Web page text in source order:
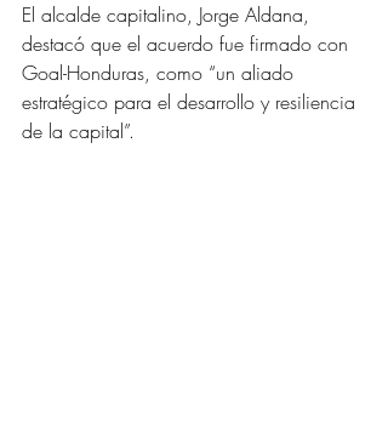
El alcalde capitalino, Jorge Aldana,
destacó que el acuerdo fue firmado con
Goal-Honduras, como “un aliado
estratégico para el desarrollo y resiliencia
de la capital”.